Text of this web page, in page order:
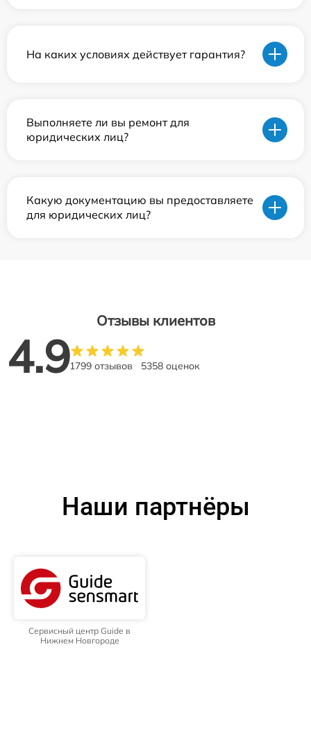
На каких условиях действует гарантия?
Выполняете ли вы ремонт для
юридических лиц?
Какую документацию вы предоставляете
для юридических лиц?
Отзывы клиентов
4.91799 отзывов 5358 оценок
Наши партнёры
Сервисный центр Guide в
Нижнем Новгороде